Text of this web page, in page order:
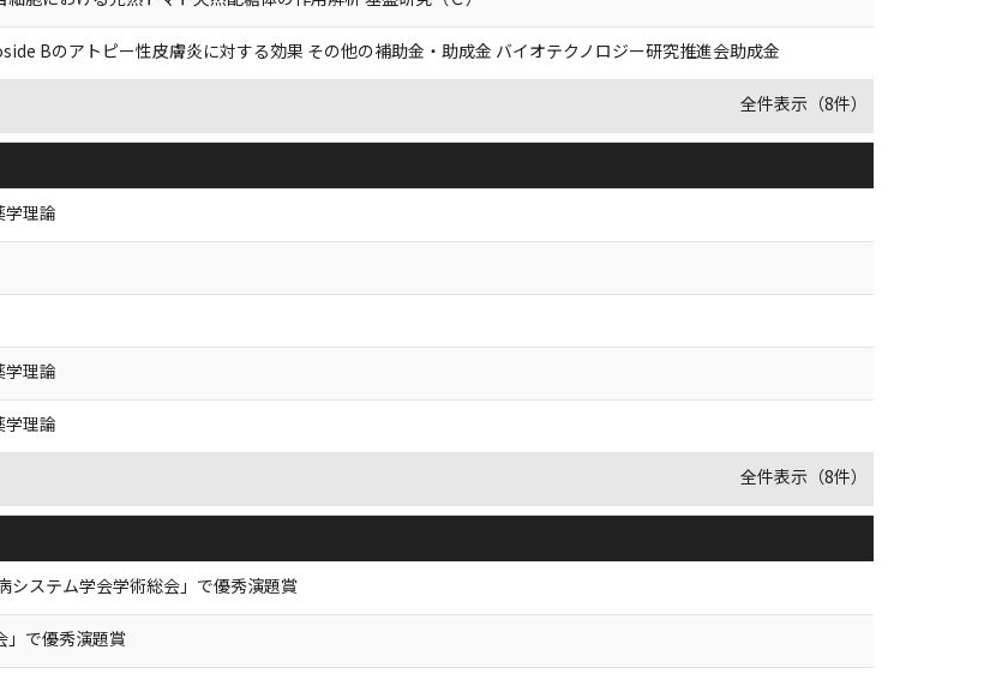
Bのアトピー性皮膚炎に対する効果 その他の補助金・助成金 バイオテクノロジー研究推進会助成金
全件表示（8件）
学理論
学理論
学理論
全件表示（8件）
システム学会学術総会」で優秀演題賞
」で優秀演題賞